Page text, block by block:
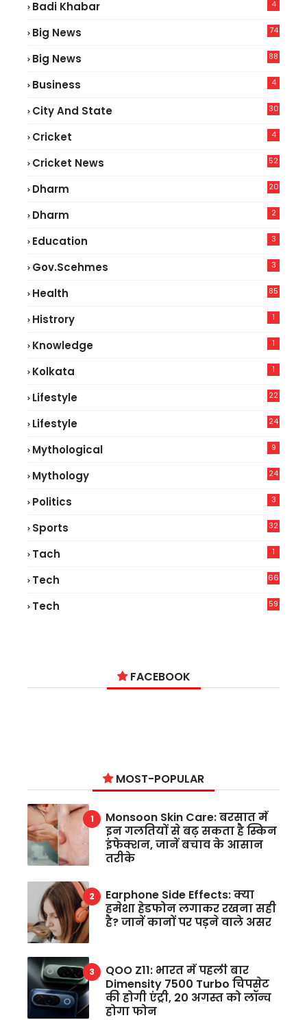
Badi Khabar 4
Big News
74
Big News
88
Business 4
City And State 30
Cricket 4
Cricket News
52
Dharm 20
Dharm 2
Education 3
Gov.scehmes 3
Health
85
Histrory 1
Knowledge 1
Kolkata 1
Lifestyle
22
Lifestyle
24
Mythological 9
Mythology 24
Politics 3
Sports 32
Tach 1
Tech
66
Tech
59
FACEBOOK
MOST-POPULAR
Monsoon Skin Care: बरसात में
इन गलतियों से बढ़ सकता है स्किन
इंफेक्शन, जानें बचाव के आसान
तरीके
Earphone Side Effects: क्या
हमेशा हेडफोन लगाकर रखना सही
है? जानें कानों पर पड़ने वाले असर
QOO Z11: भारत में पहली बार
Dimensity 7500 Turbo चिपसेट
की होगी एंट्री, 20 अगस्त को लॉन्च
होगा फोन